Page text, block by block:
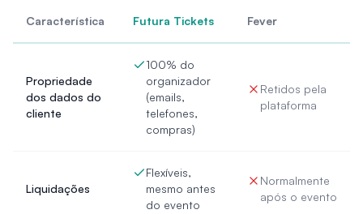
Característica Futura Tickets Fever
Propriedade
dos dados do
cliente
100% do
organizador
(emails,
telefones,
compras)
Retidos pela
plataforma
Liquidações
Flexíveis,
mesmo antes
do evento
Normalmente
após o evento